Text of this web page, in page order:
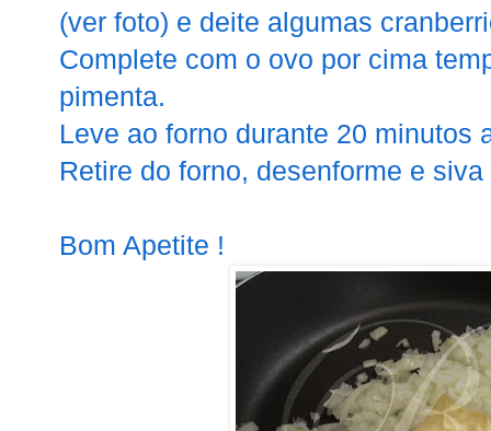
(ver foto) e deite algumas
Complete com o ovo por cima
pimenta.
Leve ao forno durante 20 minutos
Retire do forno, desenforme e
Bom Apetite !